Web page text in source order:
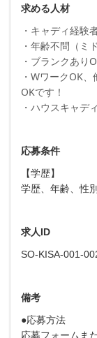
求める人材
・キャディ経験
・年齢不問（ミ
・ブランクあり
・WワークOK
OKです！
・ハウスキャデ
応募条件
【学歴】
学歴、年齢、性
求人ID
SO-KISA-001-
備考
●応募方法
応募フォームま